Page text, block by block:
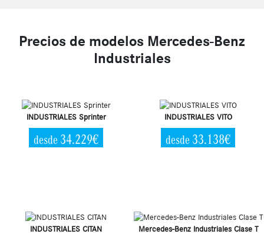
Precios de modelos Mercedes-Benz
Industriales
INDUSTRIALES Sprinter
desde 34.229€
INDUSTRIALES VITO
desde 33.138€
INDUSTRIALES CITAN Mercedes-Benz Industriales Clase T